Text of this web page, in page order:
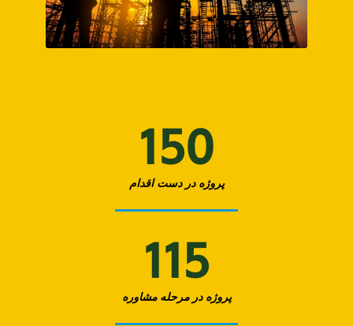
پروژه در دست اقدام
150
پروژه در مرحله مشاوره
115